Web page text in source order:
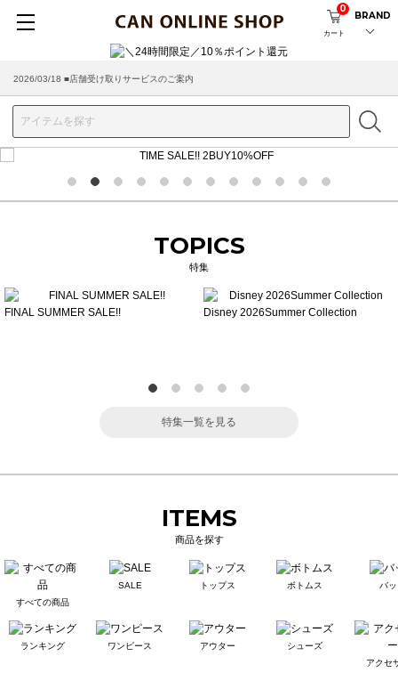
カート
0
BRAND
2026/03/18 ■店舗受け取りサービスのご案内
1 2 3 4 5 6 7 8 9 10 11 12
TOPICS
特集
FINAL SUMMER SALE!! Disney 2026Summer Collection
1 2 3 4 5
特集一覧を見る
ITEMS
商品を探す
すべての商品
ランキング
SALE
ワンピース
トップス
アウター
ボトムス
シューズ
バ
アクセ